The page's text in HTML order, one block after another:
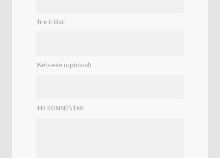
Ihre E-Mail
Webseite (optional)
IHR KOMMENTAR